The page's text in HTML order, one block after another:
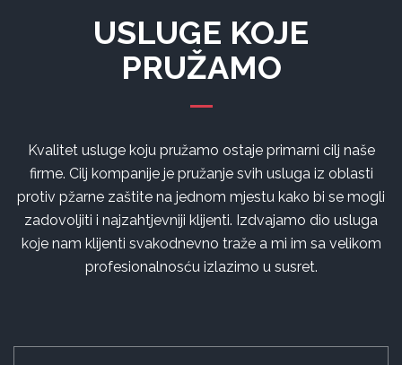
USLUGE KOJE
PRUŽAMO
Kvalitet usluge koju pružamo ostaje primarni cilj naše
firme. Cilj kompanije je pružanje svih usluga iz oblasti
protiv pžarne zaštite na jednom mjestu kako bi se mogli
zadovoljiti i najzahtjevniji klijenti. Izdvajamo dio usluga
koje nam klijenti svakodnevno traže a mi im sa velikom
profesionalnosću izlazimo u susret.